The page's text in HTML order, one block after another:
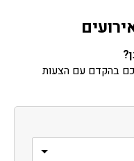
בהקדם עם הצעות